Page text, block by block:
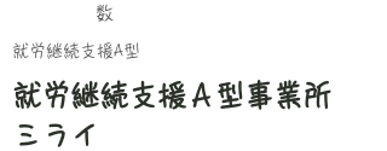
数
就労継続支援A型
就労継続支援Ａ型事業所
ミライ